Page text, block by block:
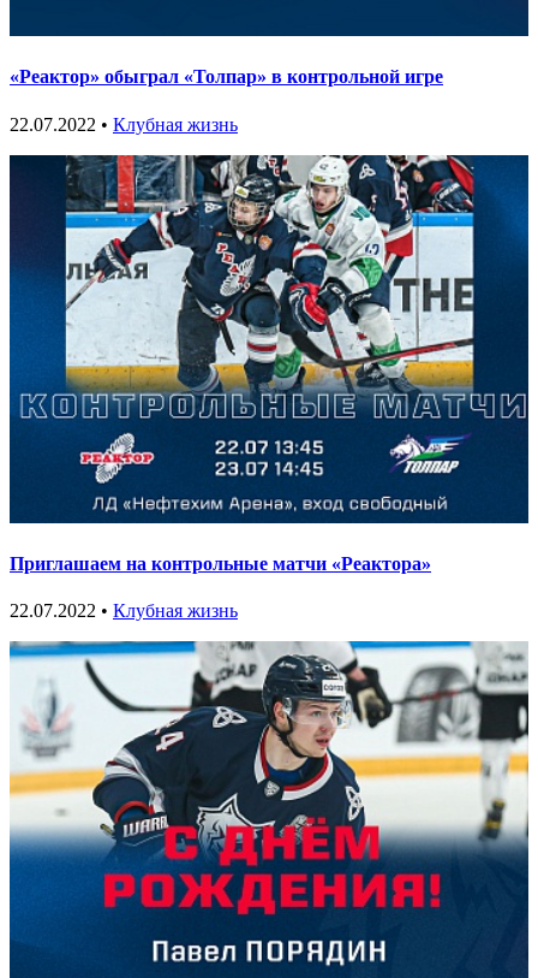
«Реактор» обыграл «Толпар» в контрольной игре
22.07.2022 • Клубная жизнь
Приглашаем на контрольные матчи «Реактора»
22.07.2022 • Клубная жизнь